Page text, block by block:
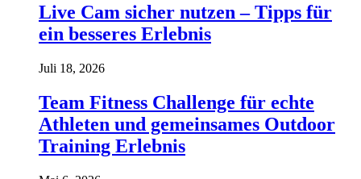
Live Cam sicher nutzen – Tipps für
ein besseres Erlebnis
Juli 18, 2026
Team Fitness Challenge für echte
Athleten und gemeinsames Outdoor
Training Erlebnis